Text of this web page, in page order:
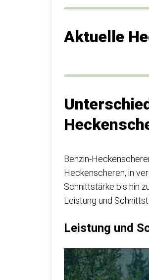
Aktuelle
Benzin-
Heckenscheren, in
Schnittstärke bis hin
Leistung und
Leistung und